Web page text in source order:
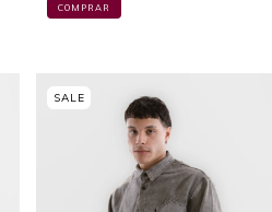
COMPRAR